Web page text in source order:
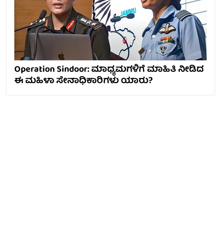
Operation Sindoor: ಮಾಧ್ಯಮಗಳಿಗೆ ಮಾಹಿತಿ ನೀಡಿದ
ಈ ಮಹಿಳಾ ಸೇನಾಧಿಕಾರಿಗಳು ಯಾರು?